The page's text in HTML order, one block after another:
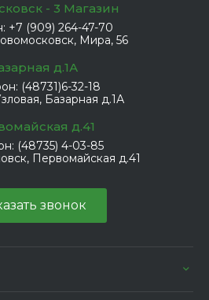
- 3 Магазин
+7 (909) 264-47-70
Мира, 56
д.1А
(48731)6-32-18
Базарная д.1А
д.41
(48735) 4-03-85
Первомайская д.41
звонок